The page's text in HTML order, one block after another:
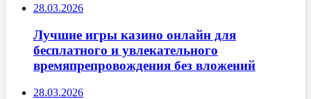
28.03.2026
Лучшие игры казино онлайн для
бесплатного и увлекательного
времяпрепровождения без вложений
28.03.2026